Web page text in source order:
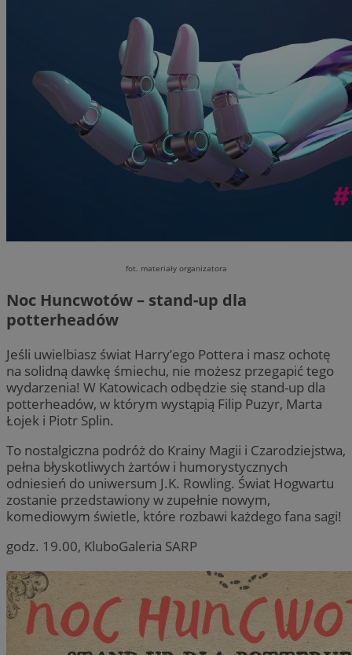
fot. materiały organizatora
Noc Huncwotów – stand-up dla
potterheadów
Jeśli uwielbiasz świat Harry’ego Pottera i masz ochotę
na solidną dawkę śmiechu, nie możesz przegapić tego
wydarzenia! W Katowicach odbędzie się stand-up dla
potterheadów, w którym wystąpią Filip Puzyr, Marta
Łojek i Piotr Splin.
To nostalgiczna podróż do Krainy Magii i Czarodziejstwa,
pełna błyskotliwych żartów i humorystycznych
odniesień do uniwersum J.K. Rowling. Świat Hogwartu
zostanie przedstawiony w zupełnie nowym,
komediowym świetle, które rozbawi każdego fana sagi!
godz. 19.00, KluboGaleria SARP